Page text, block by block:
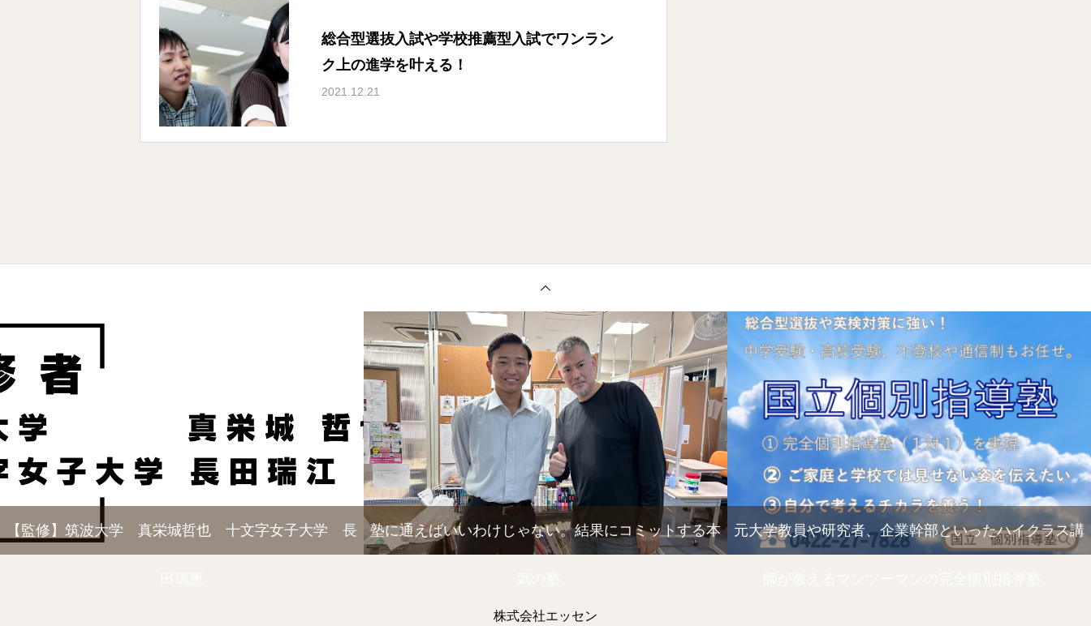
総合型選抜入試や学校推薦型入試でワンラン
ク上の進学を叶える！
2021.12.21
【監修】筑波大学 真栄城哲也 十文字女子大学 長 塾に通えばいいわけじゃない。結果にコミットする本 元大学教員や研究者、企業幹部といったハイクラス講
株式会社エッセン